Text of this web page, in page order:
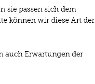
sie passen sich dem
können wir diese Art der
auch Erwartungen der